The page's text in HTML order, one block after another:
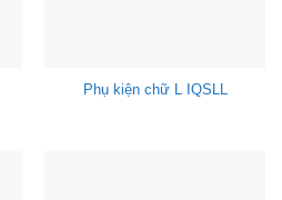
Phụ kiện chữ L IQSLL